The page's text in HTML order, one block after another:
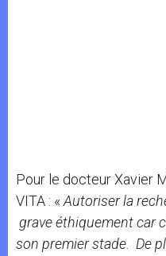
Pour le docteur Xavier
VITA : « Autoriser la
grave éthiquement car
son premier stade. De